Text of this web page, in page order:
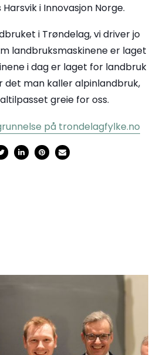
i Innovasjon Norge.
i Trøndelag, vi driver jo
landbruksmaskinene er laget
i dag er laget for landbruk
man kaller alpinlandbruk,
greie for oss.
på trondelagfylke.no